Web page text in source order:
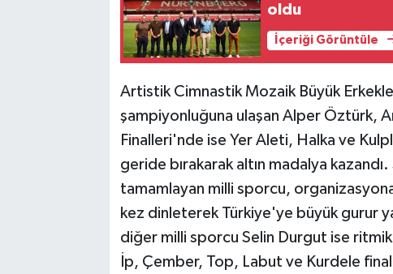
oldu
İçeriği Görüntüle
Artistik Cimnastik Mozaik Büyük
şampiyonluğuna ulaşan Alper Öztürk,
Finalleri'nde ise Yer Aleti, Halka ve
geride bırakarak altın madalya
tamamlayan milli sporcu,
kez dinleterek Türkiye'ye büyük gurur
diğer milli sporcu Selin Durgut ise
İp, Çember, Top, Labut ve Kurdele